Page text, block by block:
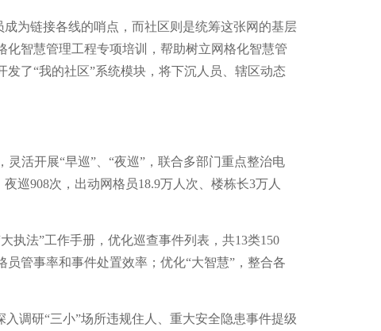
为链接各线的哨点，而社区则是统筹这张网的基层
智慧管理工程专项培训，帮助树立网格化智慧管
了“我的社区”系统模块，将下沉人员、辖区动态
活开展“早巡”、“夜巡”，联合多部门重点整治电
巡908次，出动网格员18.9万人次、楼栋长3万人
执法”工作手册，优化巡查事件列表，共13类150
管事率和事件处置效率；优化“大智慧”，整合各
调研“三小”场所违规住人、重大安全隐患事件提级